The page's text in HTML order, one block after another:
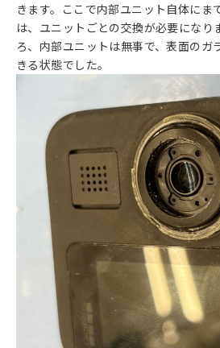
きます。ここで内部ユニット自体にま
は、ユニットごとの交換が必要になり
ろ、内部ユニットは無事で、表面のガ
きる状態でした。